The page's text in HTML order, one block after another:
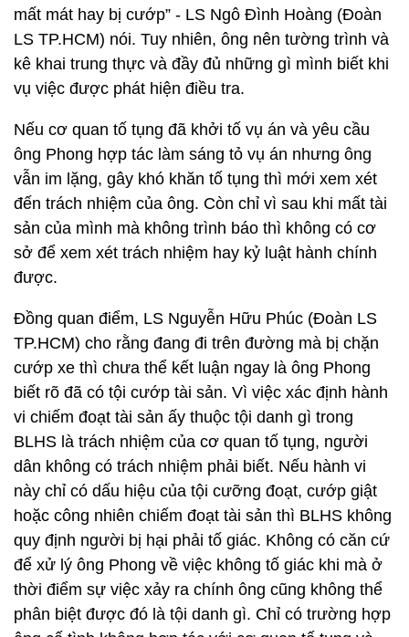
mất mát hay bị cướp” - LS Ngô Đình Hoàng (Đoàn
LS TP.HCM) nói. Tuy nhiên, ông nên tường trình và
kê khai trung thực và đầy đủ những gì mình biết khi
vụ việc được phát hiện điều tra.
Nếu cơ quan tố tụng đã khởi tố vụ án và yêu cầu
ông Phong hợp tác làm sáng tỏ vụ án nhưng ông
vẫn im lặng, gây khó khăn tố tụng thì mới xem xét
đến trách nhiệm của ông. Còn chỉ vì sau khi mất tài
sản của mình mà không trình báo thì không có cơ
sở để xem xét trách nhiệm hay kỷ luật hành chính
được.
Đồng quan điểm, LS Nguyễn Hữu Phúc (Đoàn LS
TP.HCM) cho rằng đang đi trên đường mà bị chặn
cướp xe thì chưa thể kết luận ngay là ông Phong
biết rõ đã có tội cướp tài sản. Vì việc xác định hành
vi chiếm đoạt tài sản ấy thuộc tội danh gì trong
BLHS là trách nhiệm của cơ quan tố tụng, người
dân không có trách nhiệm phải biết. Nếu hành vi
này chỉ có dấu hiệu của tội cưỡng đoạt, cướp giật
hoặc công nhiên chiếm đoạt tài sản thì BLHS không
quy định người bị hại phải tố giác. Không có căn cứ
để xử lý ông Phong về việc không tố giác khi mà ở
thời điểm sự việc xảy ra chính ông cũng không thể
phân biệt được đó là tội danh gì. Chỉ có trường hợp